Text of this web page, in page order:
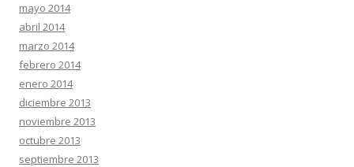
mayo 2014
abril 2014
marzo 2014
febrero 2014
enero 2014
diciembre 2013
noviembre 2013
octubre 2013
septiembre 2013